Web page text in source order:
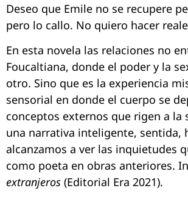
Deseo que Emile no se recupere
pero lo callo. No quiero hacer
En esta novela las relaciones no
Foucaltiana, donde el poder y la
otro. Sino que es la experiencia
sensorial en donde el cuerpo se
conceptos externos que rigen a la
una narrativa inteligente, sentida,
alcanzamos a ver las inquietudes
como poeta en obras anteriores.
extranjeros (Editorial Era 2021).